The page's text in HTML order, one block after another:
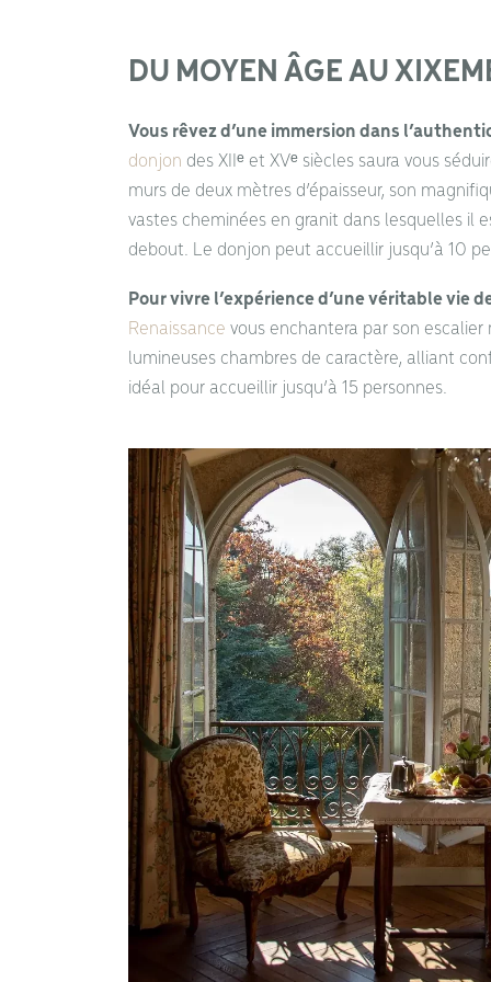
DU MOYEN ÂGE AU
Vous rêvez d’une immersion dans
donjon des XIIᵉ et XVᵉ siècles saura vous
murs de deux mètres d’épaisseur, son
vastes cheminées en granit dans lesquelles il
debout. Le donjon peut accueillir jusqu’à 10
Pour vivre l’expérience d’une véritable vie
Renaissance vous enchantera par son
lumineuses chambres de caractère, alliant
idéal pour accueillir jusqu’à 15 personnes.